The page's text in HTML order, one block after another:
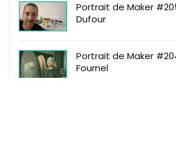
Portrait de Maker
Dufour
Portrait de Maker
Fournel